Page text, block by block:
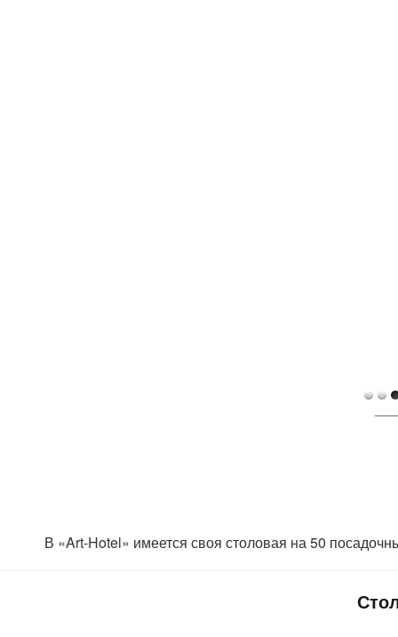
В «Art-Hotel» имеется своя столовая на 50